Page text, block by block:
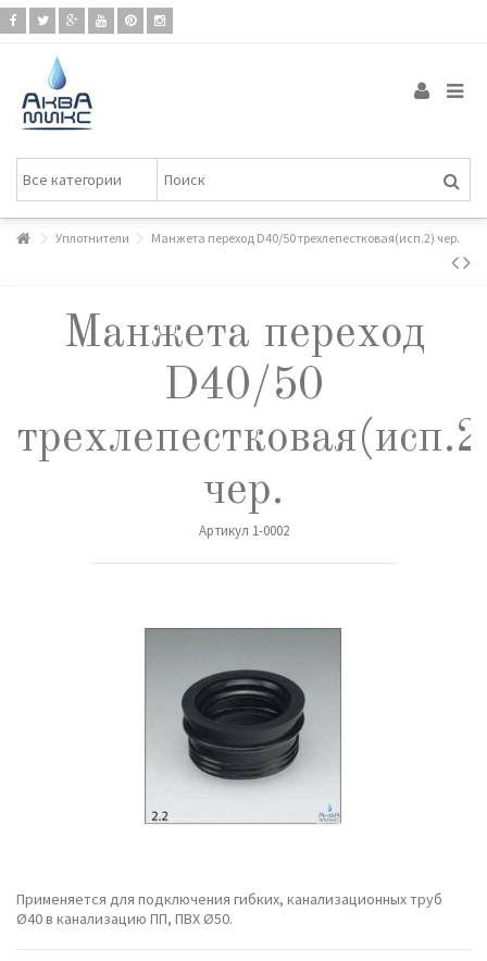
Уплотнители Манжета переход D40/50 трехлепестковая(исп.2) чер.
Манжета переход
D40/50
чер.
Артикул 1-0002
Применяется для подключения гибких, канализационных труб
Ø40 в канализацию ПП, ПВХ Ø50.